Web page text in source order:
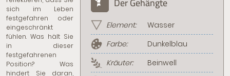
Element:
Wasser
Farbe:
Dunkelblau
Kräuter:
Beinwell
sich im Leben
festgefahren oder
eingeschränkt
fühlen. Was hält Sie
in dieser
festgefahrenen
Position? Was
hindert Sie daran,